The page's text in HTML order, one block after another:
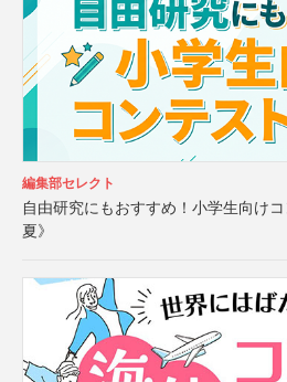
編集部セレクト
自由研究にもおすすめ！小学生向け
夏》